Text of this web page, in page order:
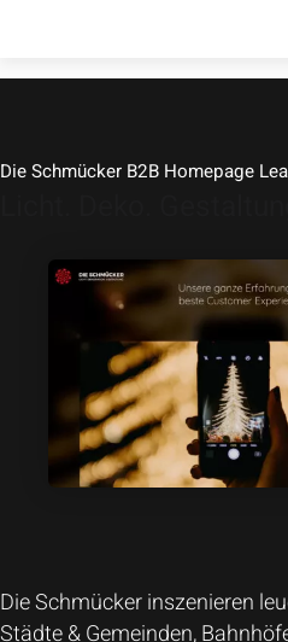
Die Schmücker B2B Homepage
Die Schmücker inszenieren
Städte & Gemeinden,